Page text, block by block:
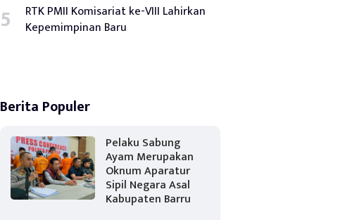
RTK PMII Komisariat ke-VIII Lahirkan
Kepemimpinan Baru
Berita Populer
Pelaku Sabung
Ayam Merupakan
Oknum Aparatur
Sipil Negara Asal
Kabupaten Barru